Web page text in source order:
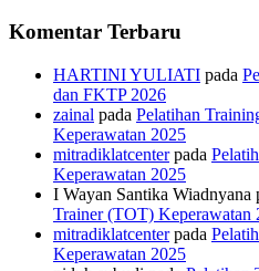
Komentar Terbaru
HARTINI YULIATI pada
dan FKTP 2026
zainal pada Pelatihan
Keperawatan 2025
mitradiklatcenterpada
Keperawatan 2025
I Wayan Santika Wiadnyana
Trainer (TOT) Keperawatan
mitradiklatcenterpada
Keperawatan 2025